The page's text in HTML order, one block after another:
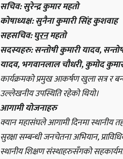
सचिव: सुरेन्द्र कुमार महतो
कोषाध्यक्ष: सुनैना कुमारी सिंह कुशवाह
सहसचिव:घुरनमहतो
सदस्यहरु: सन्तोषी कुमारी यादव,
यादव, भगवानलाल चौधरी, कुमोद
कार्यक्रमको प्रमुख आकर्षण खुला सत्र र
उल्लेखनीय उपस्थिति रहेको थियो।
आगामी योजनाहरु
क्यान महासंघले आगामी दिनमा स्थानीय
सुरक्षा सम्बन्धी जनचेतना अभियान,
स्थानीय शिक्षण संस्थाहरुसँगको सहकार्यमा